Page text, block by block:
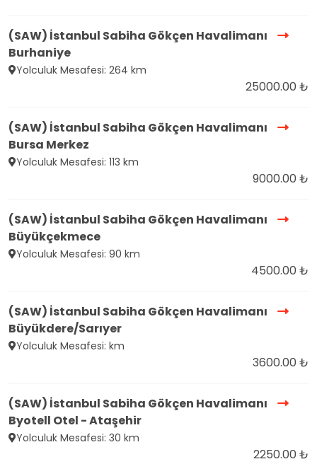
(SAW) İstanbul Sabiha Gökçen Havalimanı
Burhaniye
Yolculuk Mesafesi: 264 km
25000.00 ₺
(SAW) İstanbul Sabiha Gökçen Havalimanı
Bursa Merkez
Yolculuk Mesafesi: 113 km
9000.00 ₺
(SAW) İstanbul Sabiha Gökçen Havalimanı
Büyükçekmece
Yolculuk Mesafesi: 90 km
4500.00 ₺
(SAW) İstanbul Sabiha Gökçen Havalimanı
Büyükdere/Sarıyer
Yolculuk Mesafesi: km
3600.00 ₺
(SAW) İstanbul Sabiha Gökçen Havalimanı
Byotell Otel - Ataşehir
Yolculuk Mesafesi: 30 km
2250.00 ₺